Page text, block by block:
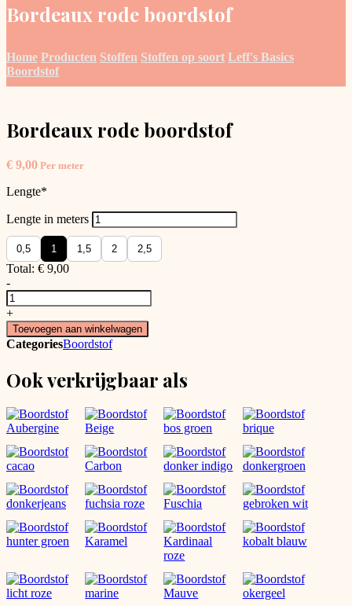
Bordeaux rode boordstof
Home Producten Stoffen Stoffen op soort Leff's Basics
Boordstof
Bordeaux rode boordstof
€ 9,00 Per meter
Lengte*
Lengte in meters
0,5 1 1,5 2 2,5
Total: € 9,00
-
Bordeaux
rode
boordstof
aantal
+
Toevoegen aan winkelwagen
CategoriesBoordstof
Ook verkrijgbaar als